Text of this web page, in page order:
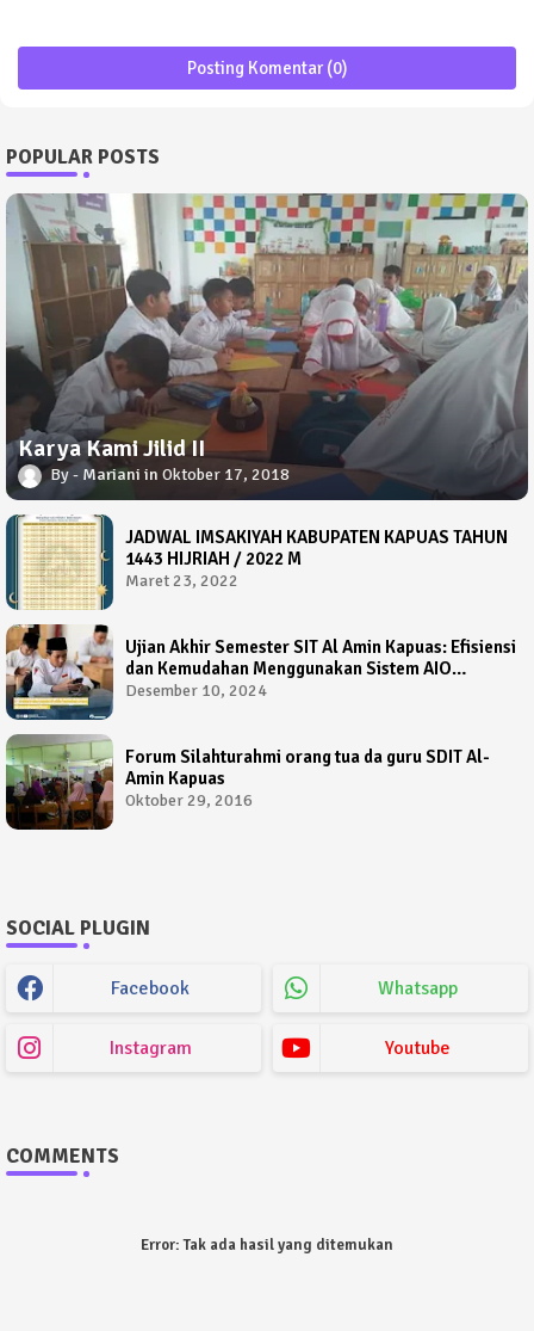
Posting Komentar (0)
POPULAR POSTS
Karya Kami Jilid II
Mariani Oktober 17, 2018
JADWAL IMSAKIYAH KABUPATEN KAPUAS TAHUN
1443 HIJRIAH / 2022 M
Maret 23, 2022
Ujian Akhir Semester SIT Al Amin Kapuas: Efisiensi
dan Kemudahan Menggunakan Sistem AIO
Computer Based Test
Desember 10, 2024
Forum Silahturahmi orang tua da guru SDIT Al-
Amin Kapuas
Oktober 29, 2016
SOCIAL PLUGIN
Facebook Whatsapp
Instagram Youtube
COMMENTS
Error:Tak ada hasil yang ditemukan